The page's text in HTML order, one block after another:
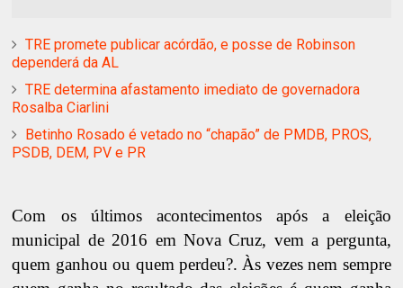
TRE promete publicar acórdão, e posse de Robinson
dependerá da AL
TRE determina afastamento imediato de governadora
Rosalba Ciarlini
Betinho Rosado é vetado no “chapão” de PMDB, PROS,
PSDB, DEM, PV e PR
Com os últimos acontecimentos após a eleição
municipal de 2016 em Nova Cruz, vem a pergunta,
quem ganhou ou quem perdeu?. Às vezes nem sempre